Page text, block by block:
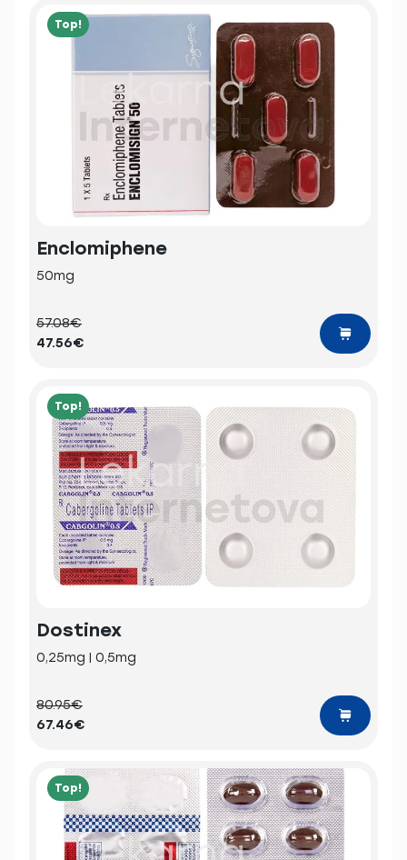
Top!
Enclomiphene
50mg
57.08€
47.56€
Top!
Dostinex
0,25mg | 0,5mg
80.95€
67.46€
Top!